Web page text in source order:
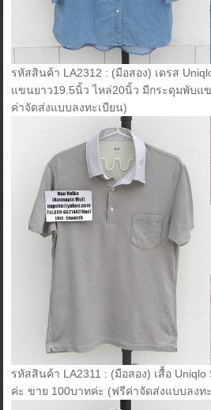
รหัสสินค้า LA2312 : (มือสอง) เดรส
แขนยาว19.5นิ้ว ไหล่20นิ้ว มีกระดุมพับแ
ค่าจัดส่งแบบลงทะเบียน)
รหัสสินค้า LA2311 : (มือสอง) เสื้อ Uniqlo
ค่ะ ขาย 100บาทค่ะ (ฟรีค่าจัดส่งแบบลงท